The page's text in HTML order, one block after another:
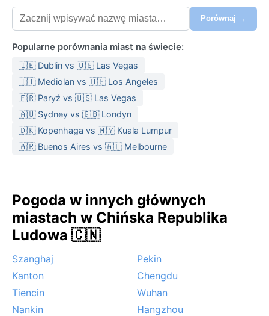
Porównaj →
Popularne porównania miast na świecie:
🇮🇪 Dublin vs 🇺🇸 Las Vegas
🇮🇹 Mediolan vs 🇺🇸 Los Angeles
🇫🇷 Paryż vs 🇺🇸 Las Vegas
🇦🇺 Sydney vs 🇬🇧 Londyn
🇩🇰 Kopenhaga vs 🇲🇾 Kuala Lumpur
🇦🇷 Buenos Aires vs 🇦🇺 Melbourne
Pogoda w innych głównych
miastach w Chińska Republika
Ludowa 🇨🇳
Szanghaj
Pekin
Kanton
Chengdu
Tiencin
Wuhan
Nankin
Hangzhou